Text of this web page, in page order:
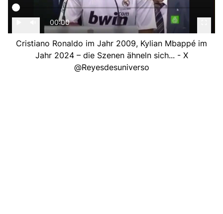
00:00
Cristiano Ronaldo im Jahr 2009, Kylian Mbappé im
Jahr 2024 – die Szenen ähneln sich... - X
@Reyesdesuniverso